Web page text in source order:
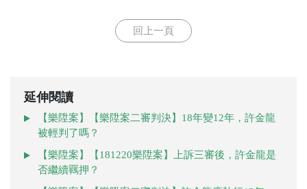
回上一頁
延伸閱讀
【樂陞案】【樂陞案二審判決】18年變12年，許金龍
被輕判了嗎？
【樂陞案】【181220樂陞案】上訴三審後，許金龍是
否繼續羈押？